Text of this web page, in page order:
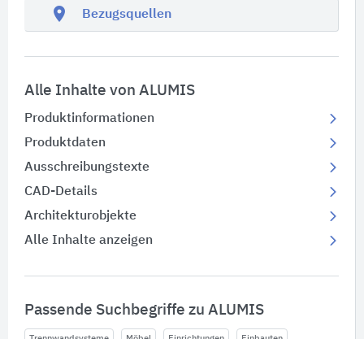
location_on Bezugsquellen
Alle Inhalte von ALUMIS
Produktinformationen
Produktdaten
Ausschreibungstexte
CAD-Details
Architekturobjekte
Alle Inhalte anzeigen
Passende Suchbegriffe zu ALUMIS